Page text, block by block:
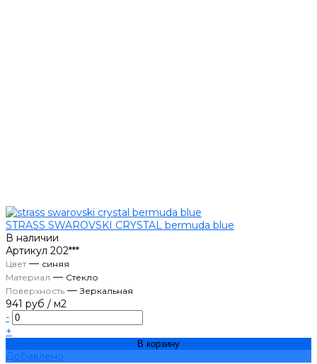
STRASS SWAROVSKI CRYSTAL bermuda blue
В наличии
Артикул 202***
Цвет— синяя
Материал — Стекло
Поверхность —Зеркальная
941 руб / м2
-
+
В корзину
Добавлено